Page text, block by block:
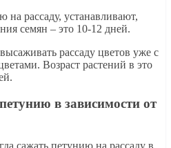
на рассаду, устанавливают,
семян – это 10-12 дней.
рассаду цветов уже с
Возраст растений в это
в зависимости от
сажать петунию на рассаду в